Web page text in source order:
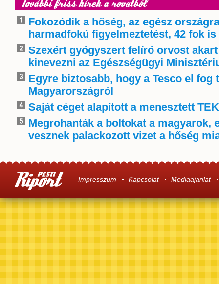
További friss hírek a rovatból
Fokozódik a hőség, az egész
harmadfokú figyelmeztetést, 42 fok is
Szexért gyógyszert felíró orvost
kinevezni az Egészségügyi
Egyre biztosabb, hogy a Tesco el fog
Magyarországról
Saját céget alapított a menesztett
Megrohanták a boltokat a magyarok,
vesznek palackozott vizet a hőség
Impresszum Kapcsolat Mediaajanlat